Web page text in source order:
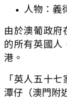
人物：義
由於澳葡政府
的所有英國人
港。
「英人五十
潭仔（澳門附